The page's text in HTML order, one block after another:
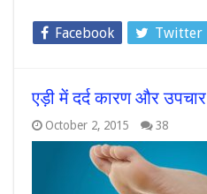
Facebook Twitter
एड़ी में दर्द कारण और उपचार
October 2, 2015 38